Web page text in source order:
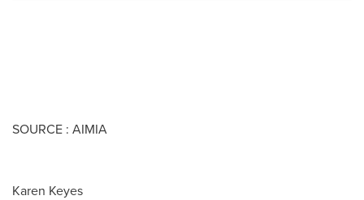
SOURCE : AIMIA
Karen Keyes